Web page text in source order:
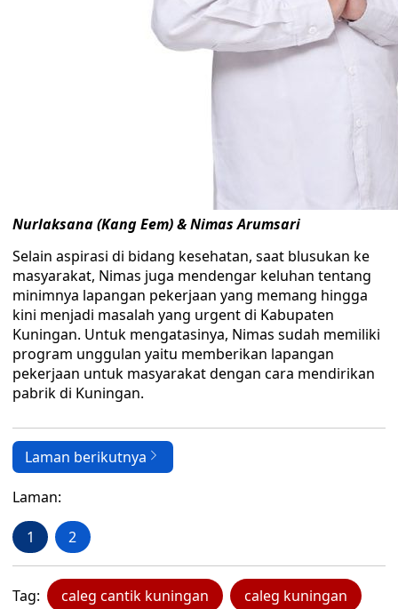
Nurlaksana (Kang Eem) & Nimas Arumsari
Selain aspirasi di bidang kesehatan, saat blusukan ke
masyarakat, Nimas juga mendengar keluhan tentang
minimnya lapangan pekerjaan yang memang hingga
kini menjadi masalah yang urgent di Kabupaten
Kuningan. Untuk mengatasinya, Nimas sudah memiliki
program unggulan yaitu memberikan lapangan
pekerjaan untuk masyarakat dengan cara mendirikan
pabrik di Kuningan.
Laman berikutnya
Laman:
1 2
Tag: caleg cantik kuningan caleg kuningan